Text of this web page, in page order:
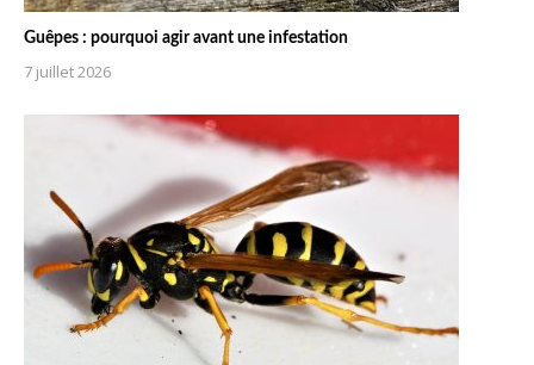
Guêpes : pourquoi agir avant une infestation
7 juillet 2026